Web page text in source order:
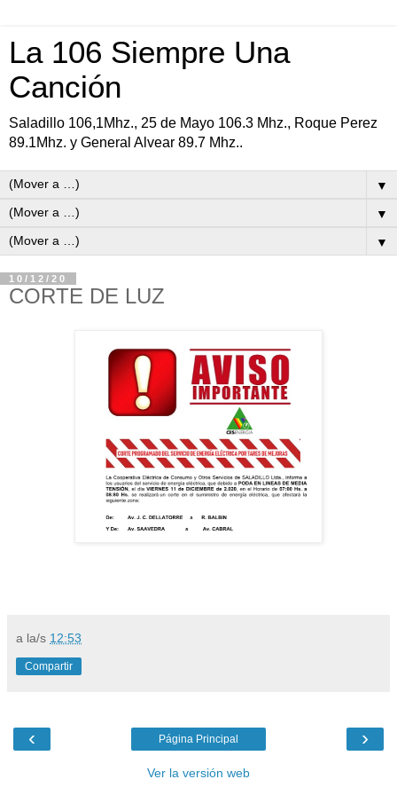
La 106 Siempre Una
Canción
Saladillo 106,1Mhz., 25 de Mayo 106.3 Mhz., Roque Perez
89.1Mhz. y General Alvear 89.7 Mhz..
▼
▼
▼
10/12/20
CORTE DE LUZ
a la/s 12:53
Compartir
‹ ›
Página Principal
Ver la versión web